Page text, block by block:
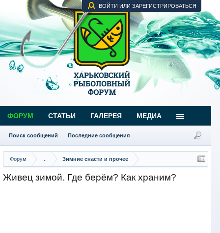
ВОЙТИ ИЛИ ЗАРЕГИСТРИРОВАТЬСЯ
Форум Зимние снасти и прочее
Живец зимой. Где берём? Как храним?
ФОРУМ
Поиск сообщений Последние сообщения
СТАТЬИ ГАЛЕРЕЯ МЕДИА